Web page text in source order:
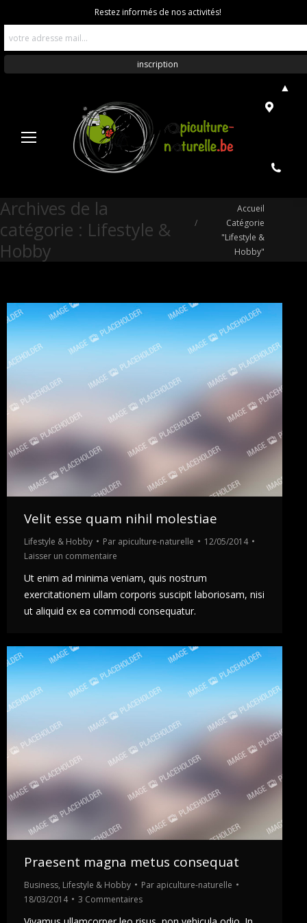
Archives de la
catégorie : Lifestyle &
Hobby
Vous êtes ici :Accueil
Catégorie
"Lifestyle &
Hobby"
Velit esse quam nihil molestiae
Lifestyle & Hobby Par apiculture-naturelle
12/05/2014
Laisser un commentaire
Ut enim ad minima veniam, quis nostrum
exercitationem ullam corporis suscipit laboriosam, nisi
ut aliquid ex ea commodi consequatur.
Praesent magna metus consequat
Business, Lifestyle & Hobby Par apiculture-naturelle
18/03/2014
3 Commentaires
Restez informés de nos activités!
▲